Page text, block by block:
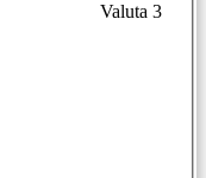
Valuta 3